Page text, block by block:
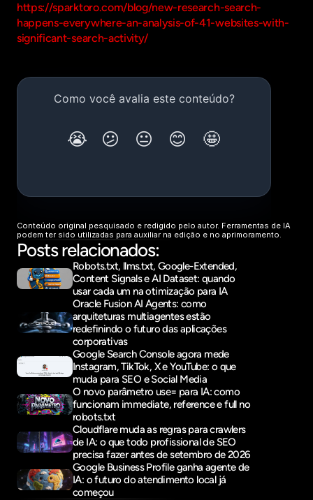
https://sparktoro.com/blog/new-research-search-
happens-everywhere-an-analysis-of-41-websites-with-
significant-search-activity/
Conteúdo original pesquisado e redigido pelo autor. Ferramentas de IA
podem ter sido utilizadas para auxiliar na edição e no aprimoramento.
Posts relacionados:
Robots.txt, llms.txt, Google-Extended,
Content Signals e AI Dataset: quando
usar cada um na otimização para IA
Oracle Fusion AI Agents: como
arquiteturas multiagentes estão
redefinindo o futuro das aplicações
corporativas
Google Search Console agora mede
Instagram, TikTok, X e YouTube: o que
muda para SEO e Social Media
O novo parâmetro use= para IA: como
funcionam immediate, reference e full no
robots.txt
Cloudflare muda as regras para crawlers
de IA: o que todo profissional de SEO
precisa fazer antes de setembro de 2026
Google Business Profile ganha agente de
IA: o futuro do atendimento local já
começou